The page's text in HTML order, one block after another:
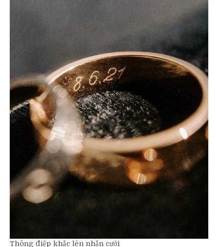
Thông điệp khắc lên nhẫn cưới